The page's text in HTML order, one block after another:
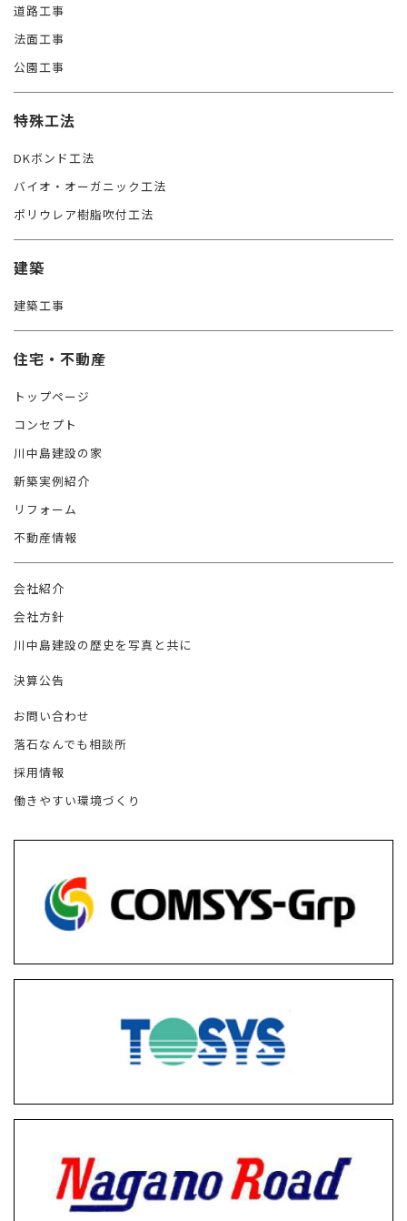
道路工事
法面工事
公園工事
特殊工法
DKボンド工法
バイオ・オーガニック工法
ポリウレア樹脂吹付工法
建築
建築工事
住宅・不動産
トップページ
コンセプト
川中島建設の家
新築実例紹介
リフォーム
不動産情報
会社紹介
会社方針
川中島建設の歴史を写真と共に
決算公告
お問い合わせ
落石なんでも相談所
採用情報
働きやすい環境づくり